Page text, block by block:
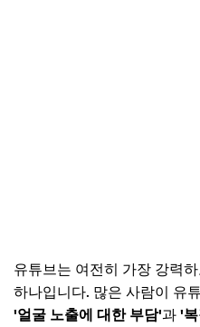
유튜브는 여전히 가장 강력
하나입니다. 많은 사람이 유
'얼굴 노출에 대한 부담'과 '